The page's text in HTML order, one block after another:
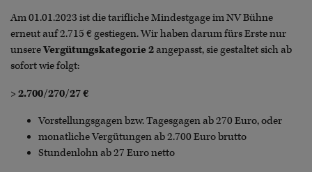
Am 01.01.2023 ist die tarifliche Mindestgage im NV Bühne
erneut auf 2.715 € gestiegen. Wir haben darum fürs Erste nur
unsereVergütungskategorie 2angepasst, sie gestaltet sich ab
sofort wie folgt:
> 2.700/270/27 €
Vorstellungsgagen bzw. Tagesgagen ab 270 Euro, oder
monatliche Vergütungen ab 2.700 Euro brutto
Stundenlohn ab 27 Euro netto